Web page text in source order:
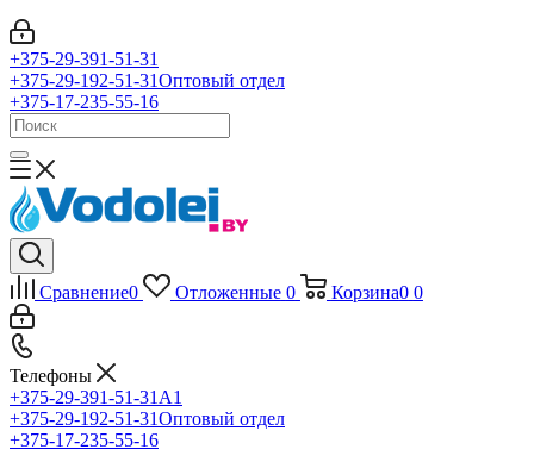
+375-29-391-51-31
+375-29-192-51-31Оптовый отдел
+375-17-235-55-16
Сравнение0 Отложенные 0 Корзина0 0
Телефоны
+375-29-391-51-31 A1
+375-29-192-51-31Оптовый отдел
+375-17-235-55-16